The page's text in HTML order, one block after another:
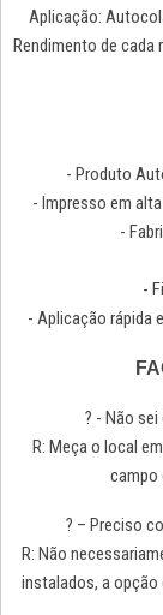
Aplicação:
Rendimento de cada
- Produto
- Impresso em
-
-
- Aplicação rápida
? - Não sei
R: Meça o local
campo
? – Preciso
R: Não
instalados, a